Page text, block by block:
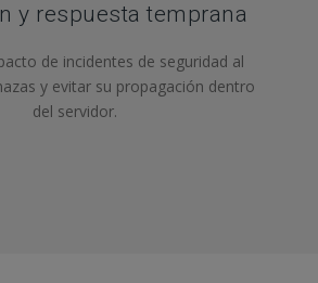
y respuesta temprana
de incidentes de seguridad al
y evitar su propagación dentro
del servidor.